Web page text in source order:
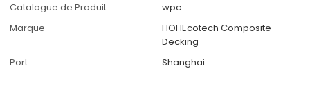
Catalogue de Produit
wpc
Marque
HOHEcotech Composite
Decking
Port
Shanghai